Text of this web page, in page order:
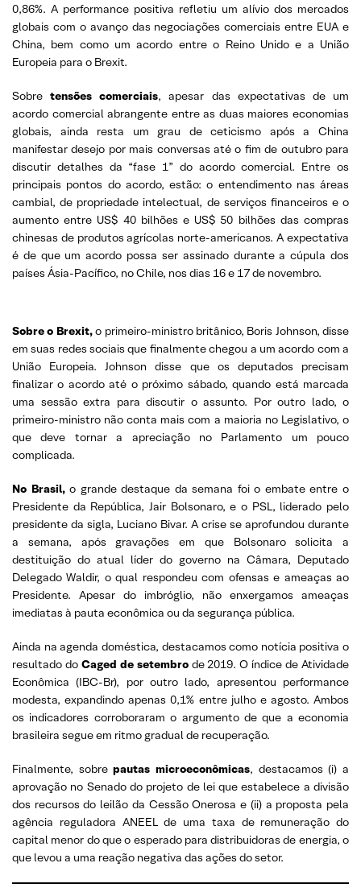
0,86%. A performance positiva refletiu um alívio dos mercados
globais com o avanço das negociações comerciais entre EUA e
China, bem como um acordo entre o Reino Unido e a União
Europeia para o Brexit.
Sobretensões comerciais, apesar das expectativas de um
acordo comercial abrangente entre as duas maiores economias
globais, ainda resta um grau de ceticismo após a China
manifestar desejo por mais conversas até o fim de outubro para
discutir detalhes da “fase 1” do acordo comercial. Entre os
principais pontos do acordo, estão: o entendimento nas áreas
cambial, de propriedade intelectual, de serviços financeiros e o
aumento entre US$ 40 bilhões e US$ 50 bilhões das compras
chinesas de produtos agrícolas norte-americanos. A expectativa
é de que um acordo possa ser assinado durante a cúpula dos
países Ásia-Pacífico, no Chile, nos dias 16 e 17 de novembro.
Sobre o Brexit,o primeiro-ministro britânico, Boris Johnson, disse
em suas redes sociais que finalmente chegou a um acordo com a
União Europeia. Johnson disse que os deputados precisam
finalizar o acordo até o ‪próximo sábado, quando está marcada
uma sessão extra para discutir o assunto. Por outro lado, o
primeiro-ministro não conta mais com a maioria no Legislativo, o
que deve tornar a apreciação no Parlamento um pouco
complicada.
No Brasil,o grande destaque da semana foi o embate entre o
Presidente da República, Jair Bolsonaro, e o PSL, liderado pelo
presidente da sigla, Luciano Bivar. A crise se aprofundou durante
a semana, após gravações em que Bolsonaro solicita a
destituição do atual líder do governo na Câmara, Deputado
Delegado Waldir, o qual respondeu com ofensas e ameaças ao
Presidente. Apesar do imbróglio, não enxergamos ameaças
imediatas à pauta econômica ou da segurança pública.
Ainda na agenda doméstica, destacamos como notícia positiva o
resultado do Caged de setembrode 2019. O índice de Atividade
Econômica (IBC-Br), por outro lado, apresentou performance
modesta, expandindo apenas 0,1% entre julho e agosto. Ambos
os indicadores corroboraram o argumento de que a economia
brasileira segue em ritmo gradual de recuperação.
Finalmente, sobrepautas microeconômicas, destacamos (i) a
aprovação no Senado do projeto de lei que estabelece a divisão
dos recursos do leilão da Cessão Onerosa e (ii) a proposta pela
agência reguladora ANEEL de uma taxa de remuneração do
capital menor do que o esperado para distribuidoras de energia, o
que levou a uma reação negativa das ações do setor.